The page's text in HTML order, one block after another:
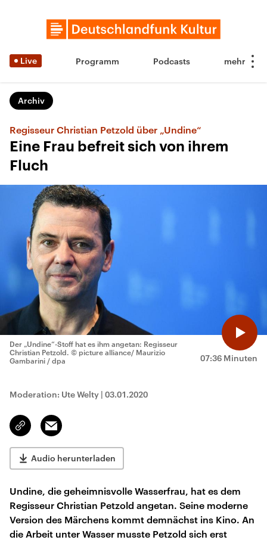
Live Programm Podcasts
Archiv
Regisseur Christian Petzold über „Undine“
Eine Frau befreit sich von ihrem
Fluch
07:36 Minuten
Der „Undine“-Stoff hat es ihm angetan: Regisseur
Christian Petzold. © picture alliance/ Maurizio
Gambarini / dpa
Moderation: Ute Welty | 03.01.2020
Link
kopieren/teilen
Email
Audio herunterladen
Undine, die geheimnisvolle Wasserfrau, hat es dem
Regisseur Christian Petzold angetan. Seine moderne
Version des Märchens kommt demnächst ins Kino. An
die Arbeit unter Wasser musste Petzold sich erst